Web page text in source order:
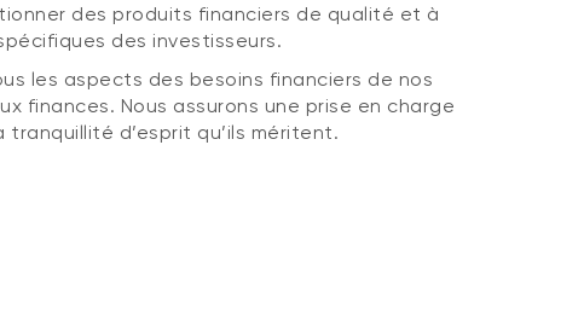
des produits financiers de qualité et à
des investisseurs.
les aspects des besoins financiers de nos
finances. Nous assurons une prise en charge
d’esprit qu’ils méritent.